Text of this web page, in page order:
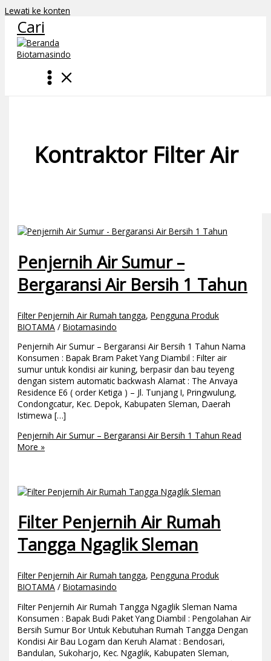
Lewati ke konten
Cari
Kontraktor Filter Air
Penjernih Air Sumur –
Bergaransi Air Bersih 1 Tahun
Filter Penjernih Air Rumah tangga,Pengguna Produk
BIOTAMA /Biotamasindo
Penjernih Air Sumur – Bergaransi Air Bersih 1 Tahun Nama
Konsumen : Bapak Bram Paket Yang Diambil : Filter air
sumur untuk kondisi air kuning, berpasir dan bau teyeng
dengan sistem automatic backwash Alamat : The Anvaya
Residence E6 ( order Ketiga ) – Jl. Tunjang I, Pringwulung,
Condongcatur, Kec. Depok, Kabupaten Sleman, Daerah
Istimewa […]
Penjernih Air Sumur – Bergaransi Air Bersih 1 Tahun Read
More »
Filter Penjernih Air Rumah
Tangga Ngaglik Sleman
Filter Penjernih Air Rumah tangga,Pengguna Produk
BIOTAMA /Biotamasindo
Filter Penjernih Air Rumah Tangga Ngaglik Sleman Nama
Konsumen : Bapak Budi Paket Yang Diambil : Pengolahan Air
Bersih Sumur Bor Untuk Kebutuhan Rumah Tangga Dengan
Kondisi Air Bau Logam dan Keruh Alamat : Bendosari,
Bandulan, Sukoharjo, Kec. Ngaglik, Kabupaten Sleman,